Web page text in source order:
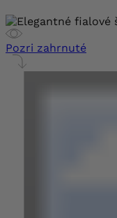
Pozri zahrnuté